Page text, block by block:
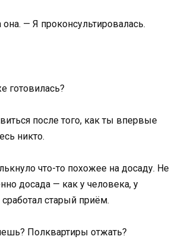
— Я проконсультировалась.
готовилась?
после того, как ты впервые
никто.
что-то похожее на досаду. Не
досада — как у человека, у
сработал старый приём.
Полквартиры отжать?